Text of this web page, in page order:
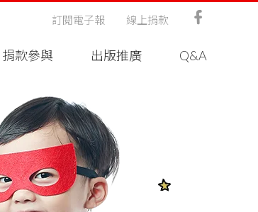
捐款參與 出版推廣 Q&A
訂閱電子報 線上捐款